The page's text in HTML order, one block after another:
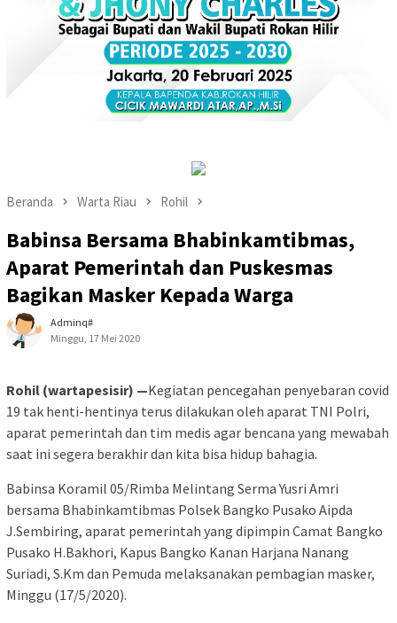
Beranda Warta Riau Rohil
Babinsa Bersama Bhabinkamtibmas,
Aparat Pemerintah dan Puskesmas
Bagikan Masker Kepada Warga
Adminq#
Minggu, 17 Mei 2020
Rohil (wartapesisir) —Kegiatan pencegahan penyebaran covid
19 tak henti-hentinya terus dilakukan oleh aparat TNI Polri,
aparat pemerintah dan tim medis agar bencana yang mewabah
saat ini segera berakhir dan kita bisa hidup bahagia.
Babinsa Koramil 05/Rimba Melintang Serma Yusri Amri
bersama Bhabinkamtibmas Polsek Bangko Pusako Aipda
J.Sembiring, aparat pemerintah yang dipimpin Camat Bangko
Pusako H.Bakhori, Kapus Bangko Kanan Harjana Nanang
Suriadi, S.Km dan Pemuda melaksanakan pembagian masker,
Minggu (17/5/2020).